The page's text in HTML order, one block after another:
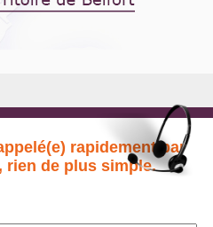
rapidement par
rien de plus simple.